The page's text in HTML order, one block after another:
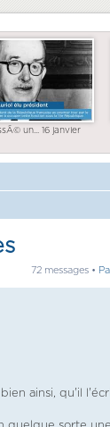
un... 16 janvier
72 messages •
ainsi, qu'il